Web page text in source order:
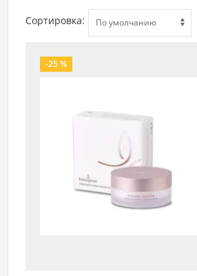
Сортировка:
-25 %